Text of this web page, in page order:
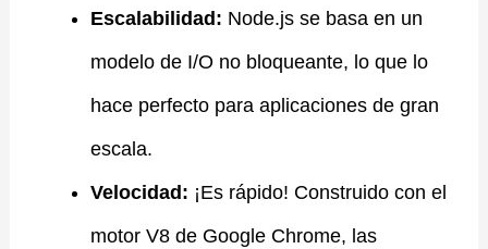
Escalabilidad: Node.js se basa en un
modelo de I/O no bloqueante, lo que lo
hace perfecto para aplicaciones de gran
escala.
Velocidad: ¡Es rápido! Construido con el
motor V8 de Google Chrome, las